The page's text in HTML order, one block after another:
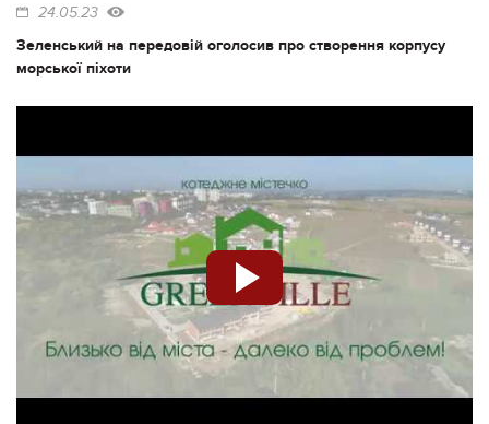
24.05.23
Зеленський на передовій оголосив про створення корпусу
морської піхоти